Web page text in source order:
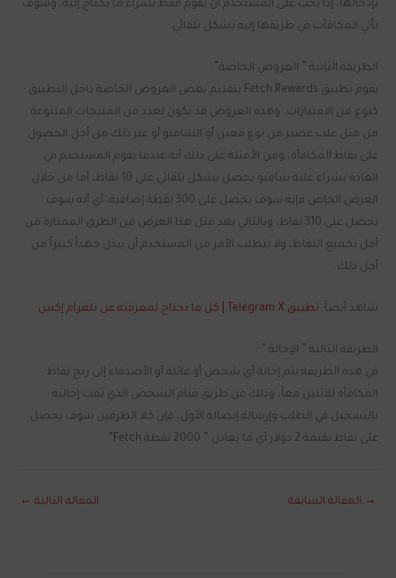
بإدخالها، إذاً يجب على المستخدم أن يقوم فقط بشراء ما يحتاج إليه، وسوف
تأتي المكافآت في طريقها إليه بشكل تلقائي.
الطريقة الثانية ” العروض الخاصة”:
يقوم تطبيق Fetch Rewards بتقديم بعض العروض الخاصة داخل التطبيق
كنوع من الامتيازات، وهذه العروض قد تكون لعدد من المنتجات المتنوعة
من مثل علب عصير من نوع معين أو الشامبو أو غير ذلك من أجل الحصول
على نقاط المكافأة، ومن الأمثلة على ذلك أنه عندما يقوم المستخدم في
العادة بشراء علبة شامبو يحصل بشكل تلقائي على 10 نقاط، أما من خلال
العرض الخاص فإنه سوف يحصل على 300 نقطة إضافية، أي أنه سوف
يحصل على 310 نقاط، وبالتالي يعد مثل هذا العرض من الطرق الممتازة من
أجل تجميع النقاط، ولا يتطلب الأمر من المستخدم أن يبذل جهداً كبيراً من
أجل ذلك.
شاهد أيضاً: تطبيق Telegram X | كل ما تحتاج لمعرفته عن تلغرام إكس
الطريقة الثالثة ” الإحالة ” :
في هذه الطريقة يتم إحالة أي شخص أو عائلة أو الأصدقاء إلى ربح نقاط
المكافأة للاثنين معاً، وذلك عن طريق قيام الشخص الذي تمت إحالته
بالتسجيل في الطلب وإرساله إيصاله الأول، فإن كلا الطرفين سوف يحصل
على نقاط بقيمة 2 دولار أي ما يعادل ” 2000 نقطة Fetch”.
→ المقالة السابقة المقالة التالية ←